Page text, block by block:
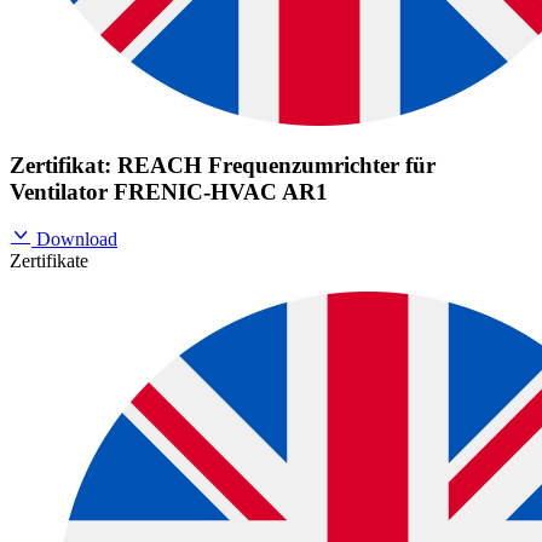
Zertifikat: REACH Frequenzumrichter für
Ventilator FRENIC-HVAC AR1
Download
Zertifikate